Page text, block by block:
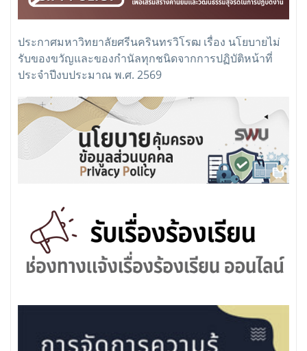
ประกาศมหาวิทยาลัยศรีนครินทรวิโรฒ เรื่อง นโยบายไม่
รับของขวัญและของกำนัลทุกชนิดจากการปฏิบัติหน้าที่
ประจำปีงบประมาณ พ.ศ. 2569